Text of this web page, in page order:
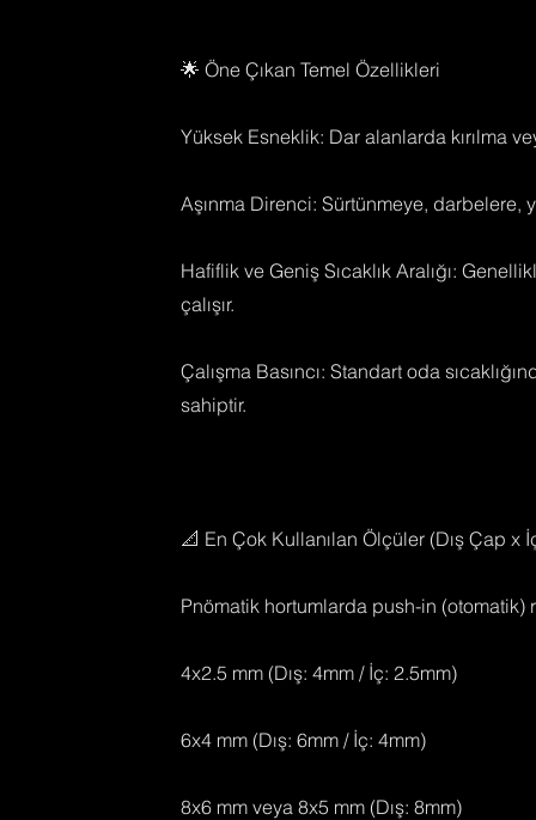
🌟 Öne Çıkan Temel Özellikleri
Yüksek Esneklik: Dar alanlarda kırılma
Aşınma Direnci: Sürtünmeye, darbelere,
Hafiflik ve Geniş Sıcaklık Aralığı:
çalışır.
Çalışma Basıncı: Standart oda
sahiptir.
📐 En Çok Kullanılan Ölçüler (Dış Çap x
Pnömatik hortumlarda push-in (otomatik)
4x2.5 mm (Dış: 4mm / İç: 2.5mm)
6x4 mm (Dış: 6mm / İç: 4mm)
8x6 mm veya 8x5 mm (Dış: 8mm)